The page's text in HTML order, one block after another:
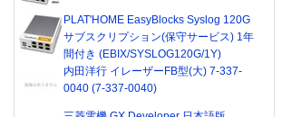
PLAT'HOME EasyBlocks Syslog 120G
サブスクリプション(保守サービス) 1年
間付き (EBIX/SYSLOG120G/1Y)
内田洋行 イレーザーFB型(大) 7-337-
0040 (7-337-0040)